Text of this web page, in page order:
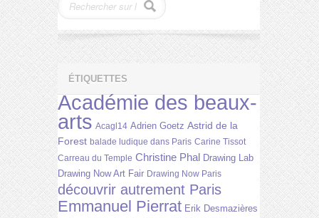
ÉTIQUETTES
Académie des beaux-
arts Acagl14 Adrien Goetz Astrid de la
Forest balade ludique dans Paris Carine Tissot
Carreau du Temple Christine Phal Drawing Lab
Drawing Now Art Fair Drawing Now Paris
découvrir autrement Paris
Emmanuel Pierrat Erik Desmazières